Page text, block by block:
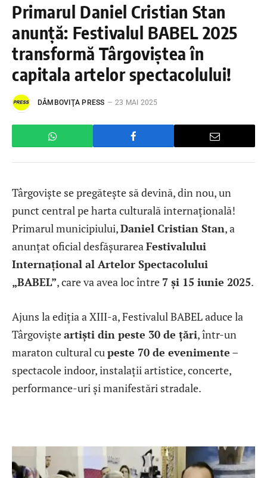
Primarul Daniel Cristian Stan
anunță: Festivalul BABEL 2025
transformă Târgoviștea în
capitala artelor spectacolului!
DÂMBOVIŢA PRESS 23 MAI 2025
Târgoviște se pregătește să devină, din nou, un
punct central pe harta culturală internațională!
Primarul municipiului,Daniel Cristian Stan, a
anunțat oficial desfășurareaFestivalului
Internațional al Artelor Spectacolului
„BABEL”, care va avea loc între 7 și 15 iunie 2025.
Ajuns la ediția a XIII-a, Festivalul BABEL aduce la
Târgovișteartiști din peste 30 de țări, într-un
maraton cultural cupeste 70 de evenimente –
spectacole indoor, instalații artistice, concerte,
performance-uri și manifestări stradale.